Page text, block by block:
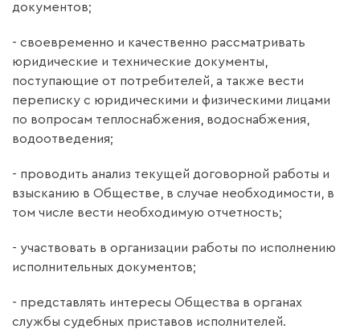
документов;
- своевременно и качественно рассматривать
юридические и технические документы,
поступающие от потребителей, а также вести
переписку с юридическими и физическими лицами
по вопросам теплоснабжения, водоснабжения,
водоотведения;
- проводить анализ текущей договорной работы и
взысканию в Обществе, в случае необходимости, в
том числе вести необходимую отчетность;
- участвовать в организации работы по исполнению
исполнительных документов;
- представлять интересы Общества в органах
службы судебных приставов исполнителей.